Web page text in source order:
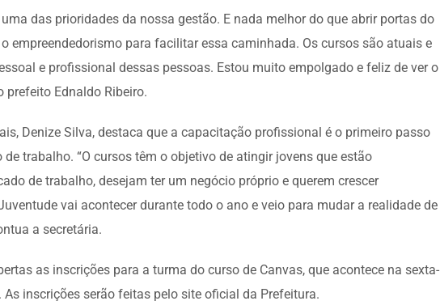
das prioridades da nossa gestão. E nada melhor do que abrir portas do
empreendedorismo para facilitar essa caminhada. Os cursos são atuais e
e profissional dessas pessoas. Estou muito empolgado e feliz de ver o
prefeito Ednaldo Ribeiro.
Denize Silva, destaca que a capacitação profissional é o primeiro passo
trabalho. “O cursos têm o objetivo de atingir jovens que estão
de trabalho, desejam ter um negócio próprio e querem crescer
vai acontecer durante todo o ano e veio para mudar a realidade de
a secretária.
as inscrições para a turma do curso de Canvas, que acontece na sexta-
As inscrições serão feitas pelo site oficial da Prefeitura.